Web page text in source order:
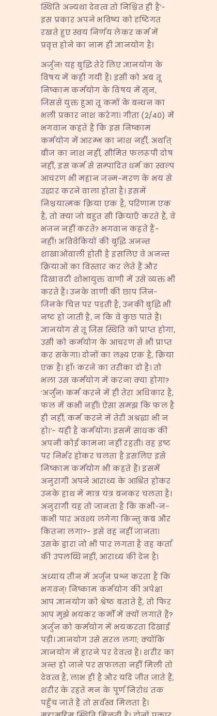
स्थिति अन्यथा देवत्व तो निश्चित ही है’-
इस प्रकार अपने भविष्य को दृष्टिगत
रखते हुए स्वयं निर्णय लेकर कर्म में
प्रवृत्त होने का नाम ही ज्ञानयोग है।
अर्जुन! यह बुद्धि तेरे लिए ज्ञानयोग के
विषय में कही गयी है। इसी को अब तू
निष्काम कर्मयोग के विषय में सुन,
जिससे युक्त हुआ तू कमों के बन्धन का
भली प्रकार नाश करेगा। गीता (2/40) में
भगवान कहते हैं कि इस निष्काम
कर्मयोग में आरम्भ का नाश नहीं, अर्थात्
बीज का नाश नहीं, सीमित फलरूपी दोष
नहीं, इस कर्म से सम्पादित धर्म का स्वल्प
आचरण भी महान जन्म-मरण के भय से
उद्धार करने वाला होता है। इसमें
निश्चयात्मक क्रिया एक है, परिणाम एक
है, तो क्या जो बहुत सी क्रियाएँ करते हैं, वे
भजन नहीं करते? भगवान कहते हैं-
नहीं! अविवेकियों की बुद्धि अनन्त
शाखाओंवाली होती है इसलिए वे अनन्त
क्रियाओं का विस्तार कर लेते हैं और
दिखावटी शोभायुक्त वाणी में उसे व्यक्त भी
करते हैं। उनके वाणी की छाप जिन-
जिनके चित्त पर पड़ती है, उनकी बुद्धि भी
नष्ट हो जाती है, न कि वे कुछ पाते हैं।
ज्ञानयोग से तू जिस स्थिति को प्राप्त होगा,
उसी को कर्मयोग के आचरण से भी प्राप्त
कर सकेगा। दोनों का लक्ष्य एक है, क्रिया
एक है। हाँ! करने का तरीका दो है। तो
भला उस कर्मयोग में करना क्या होगा?
‘अर्जुन! कर्म करने में ही तेरा अधिकार है,
फल में कभी नहीं। ऐसा समझ कि फल है
ही नहीं, कर्म करने में तेरी अश्रद्धा भी न
हो।’- यही है कर्मयोग। इसमें साधक की
अपनी कोई कामना नहीं रहती। वह इष्ट
पर निर्भर होकर चलता है इसलिए इसे
निष्काम कर्मयोग भी कहते हैं। इसमें
अनुरागी अपने आराध्य के आश्रित होकर
उनके हाथ में मात्र यंत्र बनकर चलता है।
अनुरागी यह तो जानता है कि कभी-न-
कभी पार अवश्य लगेगा किन्तु कब और
कितना लगा?- इसे वह नहीं जानता।
उसके द्वारा जो भी पार लगता है वह कर्ता
की उपलब्धि नहीं, आराध्य की देन है।
अध्याय तीन में अर्जुन प्रश्न करता है कि
भगवन्! निष्काम कर्मयोग की अपेक्षा
आप ज्ञानयोग को श्रेष्ठ बताते हैं, तो फिर
आप मुझे भयंकर कर्मों में क्यों लगाते हैं?
अर्जुन को कर्मयोग में भयंकरता दिखाई
पड़ी। ज्ञानयोग उसे सरल लगा; क्योंकि
ज्ञानयोग में हारने पर देवत्व है। शरीर का
अन्त हो जाने पर सफलता नहीं मिली तो
देवत्व है, लाभ ही है और यदि जीत जाते हैं,
शरीर के रहते मन के पूर्ण निरोध तक
पहुँच जाते हैं तो सर्वस्व मिलता है।